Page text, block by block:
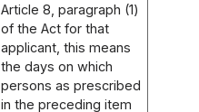
Article 8, paragraph (1)
of the Act for that
applicant, this means
the days on which
persons as prescribed
in the preceding item